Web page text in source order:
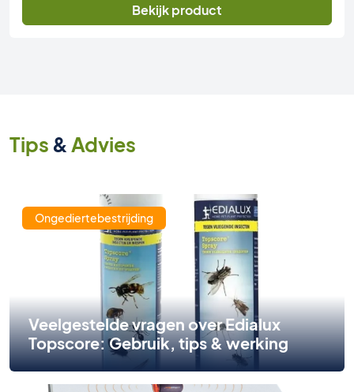
Bekijk product
Tips &Advies
Ongediertebestrijding
Veelgestelde vragen over Edialux
Topscore: Gebruik, tips & werking